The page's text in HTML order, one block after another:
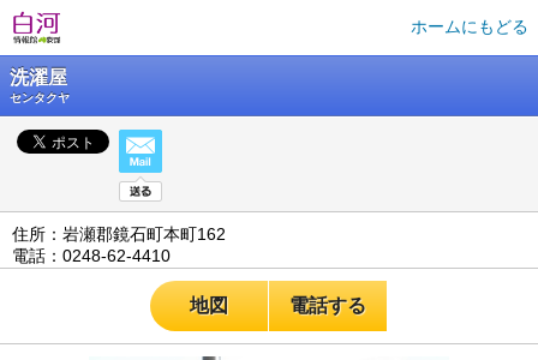
ホームにもどる
洗濯屋
センタクヤ
住所：岩瀬郡鏡石町本町162
電話：0248-62-4410
地図 電話する